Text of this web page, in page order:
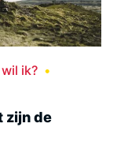
ik?
zijn de